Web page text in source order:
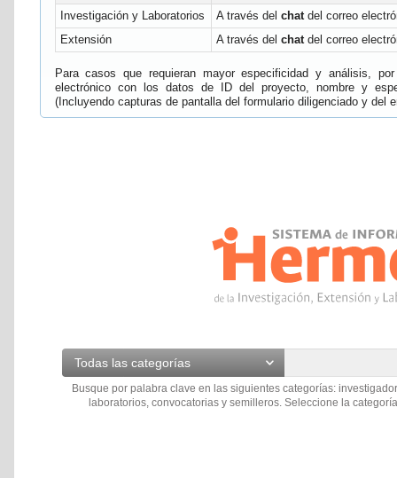
Investigación y Laboratorios
A través del chatdel correo
Extensión
A través del chatdel correo
Para casos que requieran mayor especificidad y análisis,
electrónico con los datos de ID del proyecto, nombre y
(Incluyendo capturas de pantalla del formulario diligenciado y del
Todas las categorías
Busque por palabra clave en las siguientes categorías:
laboratorios, convocatorias y semilleros. Seleccione la